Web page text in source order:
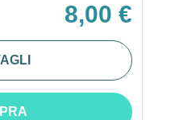
8,00 €